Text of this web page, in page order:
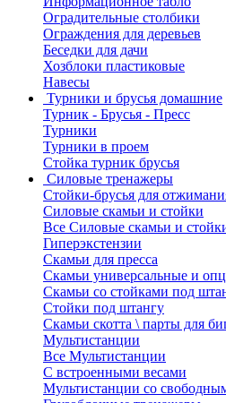
Оградительные столбики
Ограждения для деревьев
Беседки для дачи
Хозблоки пластиковые
Навесы
Турники и брусья домашние
Турник - Брусья - Пресс
Турники
Турники в проем
Стойка турник брусья
Силовые тренажеры
Стойки-брусья для
Силовые скамьи и стойки
Все Силовые скамьи и
Гиперэкстензии
Скамьи для пресса
Скамьи универсальные и
Скамьи со стойками под
Стойки под штангу
Скамьи скотта \ парты для
Мультистанции
Все Мультистанции
С встроенными весами
Мультистанции со